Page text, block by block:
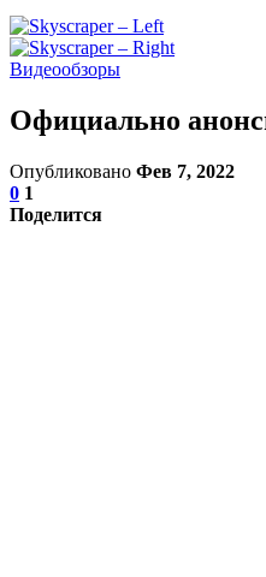
Видеообзоры
Официально
Опубликовано Фев 7, 2022
0 1
Поделится